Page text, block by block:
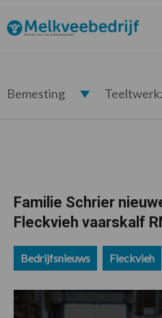
de
hoofdnavigatie
de
hoofd
de
eerste
de
voettekst
Melkveebedrijf.nl
Bemesting
Familie Schrier
Fleckvieh vaarskalf
Bedrijfsnieuws Fleckvieh